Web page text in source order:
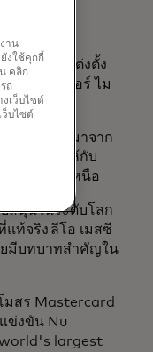
วันนี้ โดยแต่งตั้ง
วของอินเตอร์ ไม
ยมีพื้นฐานมาจาก
หนือกว่าให้กับ
ปอเมริกาเหนือ
สนุนในระดับโลก
ท้จริง ลีโอ เมสซี
ยมีบทบาทสำคัญใน
สร Mastercard
ข่งขัน Nu
largest
าน
งใช้คุกกี้
คลิก
ถ
เว็บไซต์
ว็บไซต์